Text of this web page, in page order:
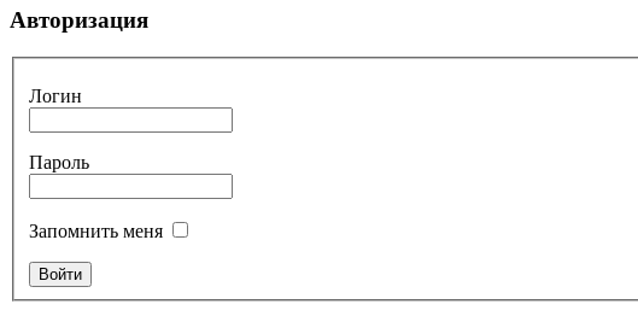
Авторизация
Логин
Пароль
Запомнить меня